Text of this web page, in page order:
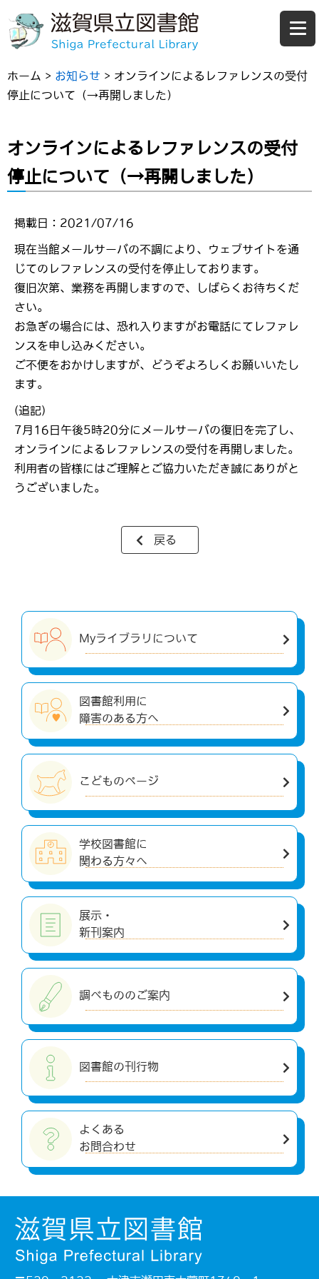
ホーム > お知らせ > オンラインによるレファレンスの受付
停止について（→再開しました）
オンラインによるレファレンスの受付
停止について（→再開しました）
掲載日：2021/07/16
現在当館メールサーバの不調により、ウェブサイトを通
じてのレファレンスの受付を停止しております。
復旧次第、業務を再開しますので、しばらくお待ちくだ
さい。
お急ぎの場合には、恐れ入りますがお電話にてレファレ
ンスを申し込みください。
ご不便をおかけしますが、どうぞよろしくお願いいたし
ます。
(追記)
7月16日午後5時20分にメールサーバの復旧を完了し、
オンラインによるレファレンスの受付を再開しました。
利用者の皆様にはご理解とご協力いただき誠にありがと
うございました。
戻る
Myライブラリについて
図書館利用に
障害のある方へ
こどものページ
学校図書館に
関わる方々へ
展示・
新刊案内
調べもののご案内
図書館の刊行物
よくある
お問合わせ